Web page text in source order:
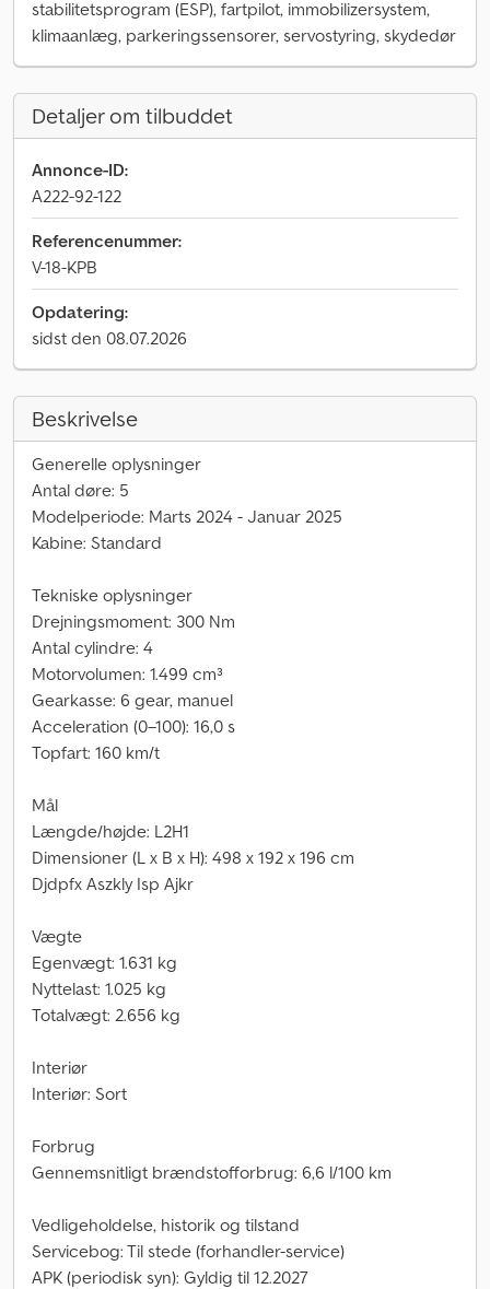
stabilitetsprogram (ESP), fartpilot, immobilizersystem,
klimaanlæg, parkeringssensorer, servostyring, skydedør
Detaljer om tilbuddet
Annonce-ID:
A222-92-122
Referencenummer:
V-18-KPB
Opdatering:
sidst den 08.07.2026
Beskrivelse
Generelle oplysninger
Antal døre: 5
Modelperiode: Marts 2024 - Januar 2025
Kabine: Standard
Tekniske oplysninger
Drejningsmoment: 300 Nm
Antal cylindre: 4
Motorvolumen: 1.499 cm³
Gearkasse: 6 gear, manuel
Acceleration (0–100): 16,0 s
Topfart: 160 km/t
Mål
Længde/højde: L2H1
Dimensioner (L x B x H): 498 x 192 x 196 cm
Djdpfx Aszkly Isp Ajkr
Vægte
Egenvægt: 1.631 kg
Nyttelast: 1.025 kg
Totalvægt: 2.656 kg
Interiør
Interiør: Sort
Forbrug
Gennemsnitligt brændstofforbrug: 6,6 l/100 km
Vedligeholdelse, historik og tilstand
Servicebog: Til stede (forhandler-service)
APK (periodisk syn): Gyldig til 12.2027